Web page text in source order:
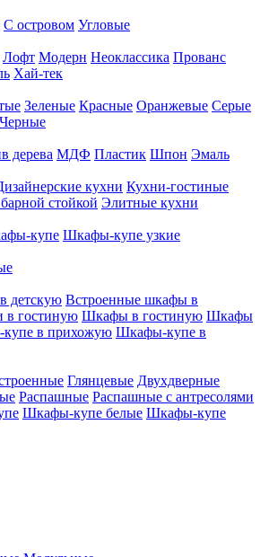
С островом Угловые
Лофт Модерн Неоклассика Прованс
Хай-тек
Зеленые Красные Оранжевые Серые
Черные
дерева МДФ Пластик Шпон Эмаль
кухни Кухни-гостиные
стойкой Элитные кухни
купе Шкафы-купе узкие
детскую Встроенные шкафы в
в гостиную Шкафы в гостиную Шкафы
в прихожую Шкафы-купе в
Глянцевые Двухдверные
Распашные Распашные с антресолями
Шкафы-купе белые Шкафы-купе